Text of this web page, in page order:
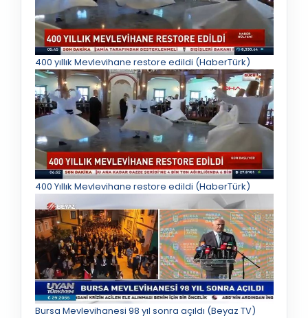
400 yıllık Mevlevihane restore edildi (HaberTürk)
400 Yıllık Mevlevihane restore edildi (HaberTürk)
Bursa Mevlevihanesi 98 yıl sonra açıldı (Beyaz TV)